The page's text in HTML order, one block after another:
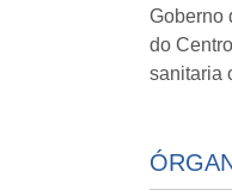
Goberno
do
sanitaria